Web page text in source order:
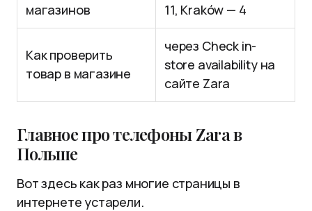
магазинов
11, Kraków — 4
Как проверить
товар в магазине
через Check in-
store availability на
сайте Zara
Главное про телефоны Zara в
Польше
Вот здесь как раз многие страницы в
интернете устарели.